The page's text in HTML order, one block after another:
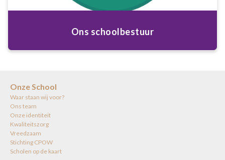
Ons schoolbestuur
Onze School
Waar staan wij voor?
Ons team
Onze identiteit
Kwaliteitszorg
Vreedzaam
Stichting CPOW
Scholen op de kaart